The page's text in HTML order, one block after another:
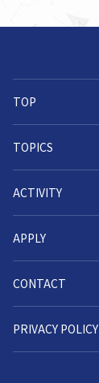
TOP
TOPICS
ACTIVITY
APPLY
CONTACT
PRIVACY POLICY